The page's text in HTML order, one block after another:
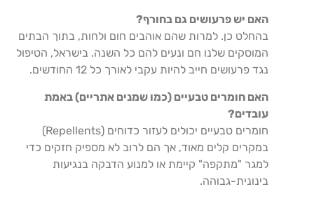
האם יש פרעושים גם בחורף?
בהחלט כן. למרות שהם אוהבים חום ולחות, בתוך הבתים
המוסקים שלנו חם ונעים להם כל השנה. בישראל, הטיפול
נגד פרעושים חייב להיות עקבי לאורך כל 12 החודשים.
האם חומרים טבעיים (כמו שמנים אתריים) באמת
עובדים?
חומרים טבעיים יכולים לעזור כדוחים (Repellents)
במקרים קלים מאוד, אך הם לרוב לא מספיק חזקים כדי
למגר "מתקפה" קיימת או למנוע הדבקה בנגיעות
בינונית-גבוהה.